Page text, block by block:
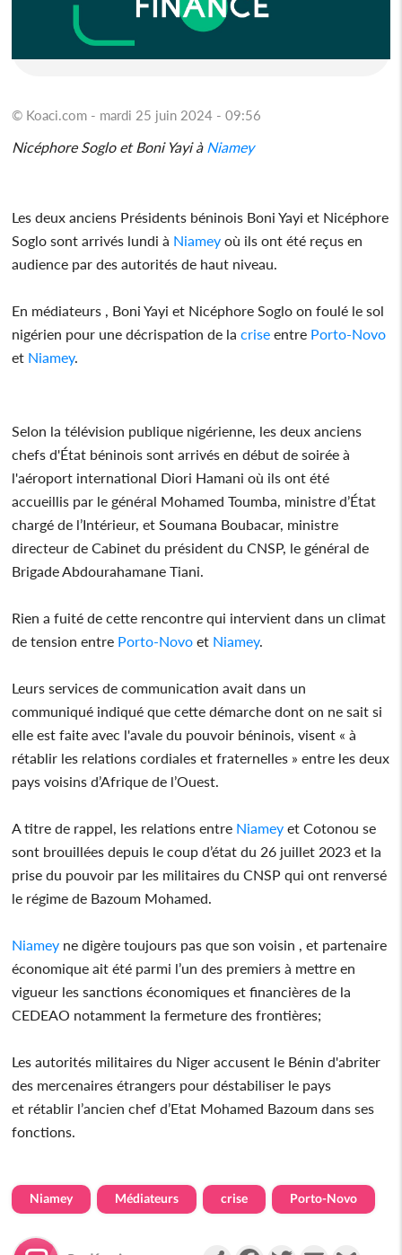
© Koaci.com - mardi 25 juin 2024 - 09:56
Nicéphore Soglo et Boni Yayi à Niamey
Les deux anciens Présidents béninois Boni Yayi et Nicéphore
Soglo sont arrivés lundi à Niamey où ils ont été reçus en
audience par des autorités de haut niveau.
En médiateurs , Boni Yayi et Nicéphore Soglo on foulé le sol
nigérien pour une décrispation de lacrise entre Porto-Novo
et Niamey.
Selon la télévision publique nigérienne, les deux anciens
chefs d'État béninois sont arrivés en début de soirée à
l'aéroport international Diori Hamani où ils ont été
accueillis par le général Mohamed Toumba, ministre d’État
chargé de l’Intérieur, et Soumana Boubacar, ministre
directeur de Cabinet du président du CNSP, le général de
Brigade Abdourahamane Tiani.
Rien a fuité de cette rencontre qui intervient dans un climat
de tension entre Porto-Novo et Niamey.
Leurs services de communication avait dans un
communiqué indiqué que cette démarche dont on ne sait si
elle est faite avec l'avale du pouvoir béninois, visent « à
rétablir les relations cordiales et fraternelles » entre les deux
pays voisins d’Afrique de l’Ouest.
A titre de rappel, les relations entre Niamey et Cotonou se
sont brouillées depuis le coup d’état du 26 juillet 2023 et la
prise du pouvoir par les militaires du CNSP qui ont renversé
le régime de Bazoum Mohamed.
Niamey ne digère toujours pas que son voisin , et partenaire
économique ait été parmi l’un des premiers à mettre en
vigueur les sanctions économiques et financières de la
CEDEAO notamment la fermeture des frontières;
Les autorités militaires du Niger accusent le Bénin d'abriter
des mercenaires étrangers pour déstabiliser le pays
et rétablir l’ancien chef d’Etat Mohamed Bazoum dans ses
fonctions.
Niamey Médiateurs crise Porto-Novo
PartagerFacebookTwitterEmail